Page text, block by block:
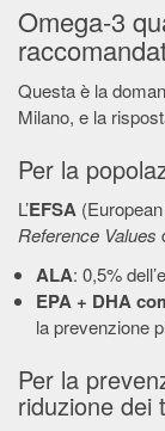
Omega-3
Questa è la
Milano, e la
Per la
L’EFSA
Reference Values
ALA: 0,5%
EPA + DHA
la prevenzione
Per la
riduzione dei